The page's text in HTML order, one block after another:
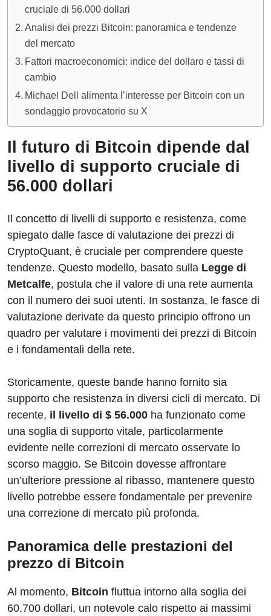
cruciale di 56.000 dollari
Analisi dei prezzi Bitcoin: panoramica e tendenze
del mercato
Fattori macroeconomici: indice del dollaro e tassi di
cambio
Michael Dell alimenta l’interesse per Bitcoin con un
sondaggio provocatorio su X
Il futuro di Bitcoin dipende dal
livello di supporto cruciale di
56.000 dollari
Il concetto di livelli di supporto e resistenza, come
spiegato dalle fasce di valutazione dei prezzi di
CryptoQuant, è cruciale per comprendere queste
tendenze. Questo modello, basato sulla Legge di
Metcalfe, postula che il valore di una rete aumenta
con il numero dei suoi utenti. In sostanza, le fasce di
valutazione derivate da questo principio offrono un
quadro per valutare i movimenti dei prezzi di Bitcoin
e i fondamentali della rete.
Storicamente, queste bande hanno fornito sia
supporto che resistenza in diversi cicli di mercato. Di
recente, il livello di $ 56.000 ha funzionato come
una soglia di supporto vitale, particolarmente
evidente nelle correzioni di mercato osservate lo
scorso maggio. Se Bitcoin dovesse affrontare
un’ulteriore pressione al ribasso, mantenere questo
livello potrebbe essere fondamentale per prevenire
una correzione di mercato più profonda.
Panoramica delle prestazioni del
prezzo di Bitcoin
Al momento, Bitcoin fluttua intorno alla soglia dei
60.700 dollari, un notevole calo rispetto ai massimi